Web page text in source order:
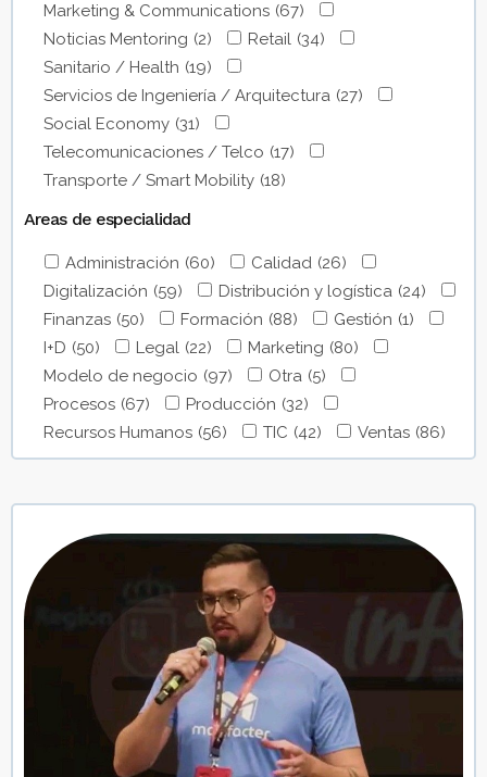
Marketing & Communications (67)
Noticias Mentoring (2) Retail (34)
Sanitario / Health (19)
Servicios de Ingeniería / Arquitectura (27)
Social Economy (31)
Telecomunicaciones / Telco (17)
Transporte / Smart Mobility (18)
Areas de especialidad
Administración (60) Calidad (26)
Digitalización (59) Distribución y logística (24)
Finanzas (50) Formación (88) Gestión (1)
I+D (50) Legal (22) Marketing (80)
Modelo de negocio (97) Otra (5)
Procesos (67) Producción (32)
Recursos Humanos (56) TIC (42) Ventas (86)